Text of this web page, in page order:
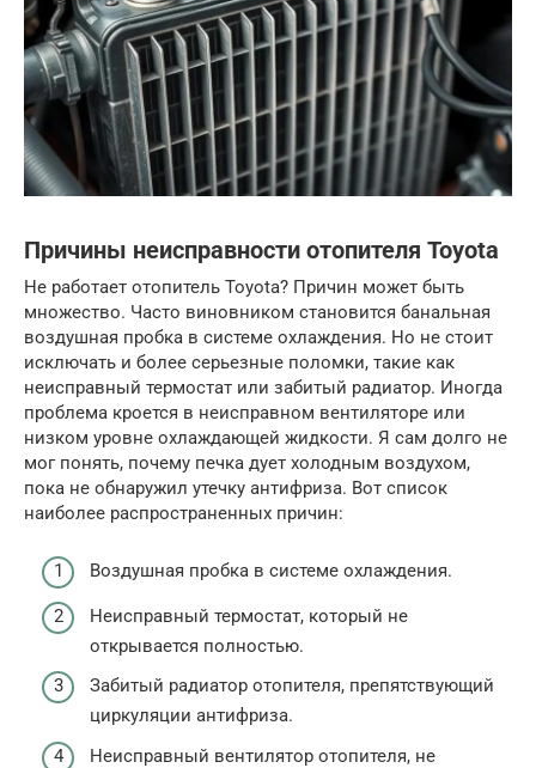
Причины неисправности отопителя Toyota
Не работает отопитель Toyota? Причин может быть
множество. Часто виновником становится банальная
воздушная пробка в системе охлаждения. Но не стоит
исключать и более серьезные поломки, такие как
неисправный термостат или забитый радиатор. Иногда
проблема кроется в неисправном вентиляторе или
низком уровне охлаждающей жидкости. Я сам долго не
мог понять, почему печка дует холодным воздухом,
пока не обнаружил утечку антифриза. Вот список
наиболее распространенных причин:
Воздушная пробка в системе охлаждения.
Неисправный термостат, который не
открывается полностью.
Забитый радиатор отопителя, препятствующий
циркуляции антифриза.
Неисправный вентилятор отопителя, не